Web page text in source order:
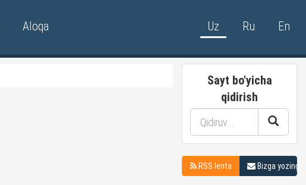
Aloqa Uz Ru En
Sayt bo'yicha
qidirish
RSS lenta Bizga yozing